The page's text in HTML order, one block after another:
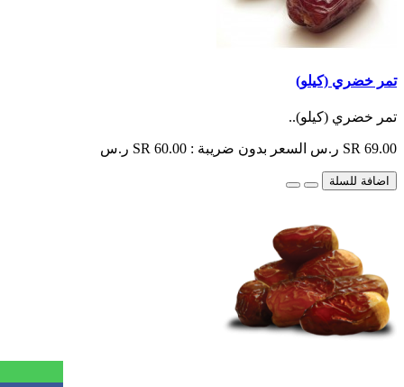
تمر خضري (كيلو)
تمر خضري (كيلو)..
SR 69.00 ر.س السعر بدون ضريبة : SR 60.00 ر.س
اضافة للسلة